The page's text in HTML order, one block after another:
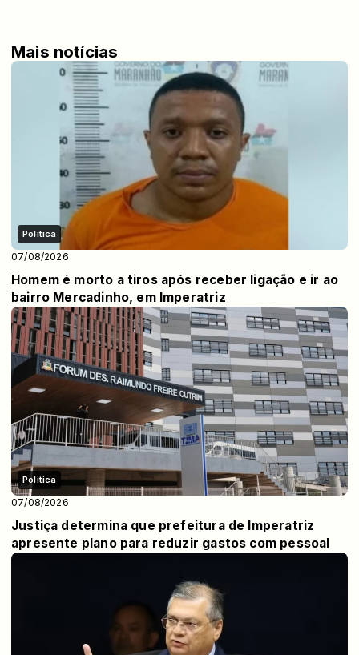
Mais notícias
Politica
07/08/2026
Homem é morto a tiros após receber ligação e ir ao
bairro Mercadinho, em Imperatriz
Politica
07/08/2026
Justiça determina que prefeitura de Imperatriz
apresente plano para reduzir gastos com pessoal